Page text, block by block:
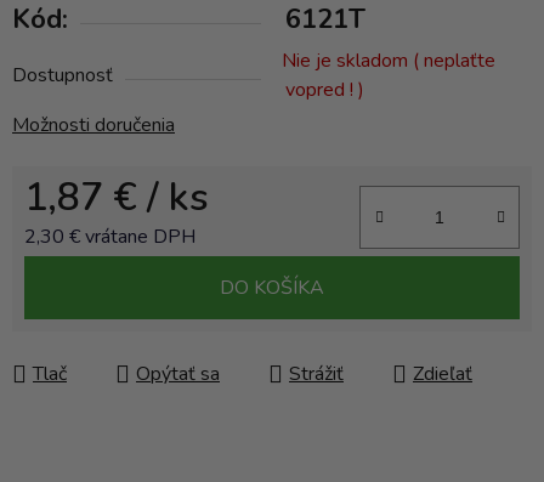
Kód: 6121T
Dostupnosť
Nie je skladom ( neplaťte
vopred ! )
Možnosti doručenia
1,87 €/ ks
2,30 € vrátane DPH
DO KOŠÍKA
Tlač Opýtať sa Strážiť Zdieľať